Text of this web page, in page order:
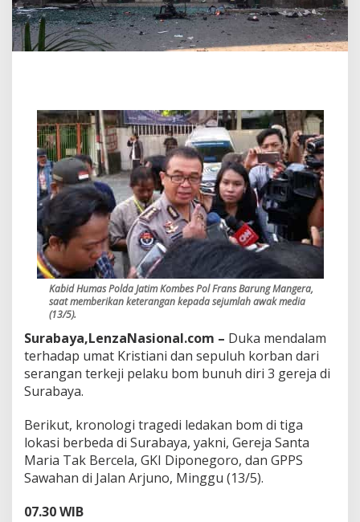
r
b
a
n
B
u
n
u
h
D
i
r
i
3
r
e
d
i
S
b
a
y
a
Kabid Humas Polda Jatim Kombes Pol Frans Barung Mangera,
saat memberikan keterangan kepada sejumlah awak media
(13/5).
Surabaya,LenzaNasional.com – Duka mendalam
terhadap umat Kristiani dan sepuluh korban dari
serangan terkeji pelaku bom bunuh diri 3 gereja di
Surabaya.
Berikut, kronologi tragedi ledakan bom di tiga
lokasi berbeda di Surabaya, yakni, Gereja Santa
Maria Tak Bercela, GKI Diponegoro, dan GPPS
Sawahan di Jalan Arjuno, Minggu (13/5).
07.30 WIB